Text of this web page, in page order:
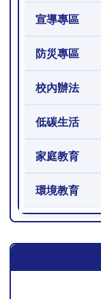
宣導專區
防災專區
校內辦法
低碳生活
家庭教育
環境教育
右邊區域內容